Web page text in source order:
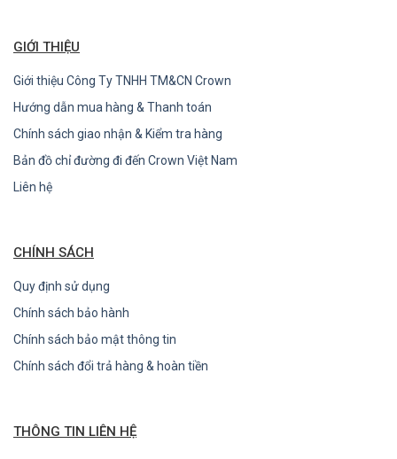
GIỚI THIỆU
Giới thiệu Công Ty TNHH TM&CN Crown
Hướng dẫn mua hàng & Thanh toán
Chính sách giao nhận & Kiểm tra hàng
Bản đồ chỉ đường đi đến Crown Việt Nam
Liên hệ
CHÍNH SÁCH
Quy định sử dụng
Chính sách bảo hành
Chính sách bảo mật thông tin
Chính sách đổi trả hàng & hoàn tiền
THÔNG TIN LIÊN HỆ